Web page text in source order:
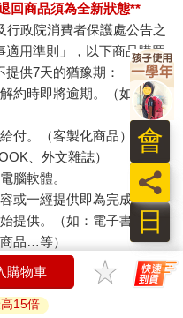
回商品須為全新狀態**
行政院消費者保護處公告之
適用準則」，以下商品購買
供7天的猶豫期：
約時即將逾期。（如：生
付。（客製化商品）
、外文雜誌）
腦軟體。
或一經提供即為完成之線
提供。（如：電子書、電
品…等）
：內衣褲、刮鬍刀、除毛
天的猶豫期（含例假
購物車
15倍
日
員
會